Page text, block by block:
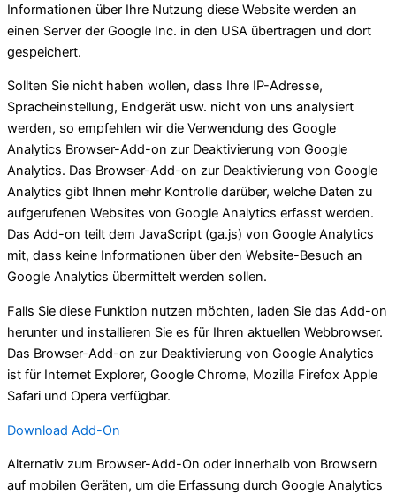
Informationen über Ihre Nutzung diese Website werden an
einen Server der Google Inc. in den USA übertragen und dort
gespeichert.
Sollten Sie nicht haben wollen, dass Ihre IP-Adresse,
Spracheinstellung, Endgerät usw. nicht von uns analysiert
werden, so empfehlen wir die Verwendung des Google
Analytics Browser-Add-on zur Deaktivierung von Google
Analytics. Das Browser-Add-on zur Deaktivierung von Google
Analytics gibt Ihnen mehr Kontrolle darüber, welche Daten zu
aufgerufenen Websites von Google Analytics erfasst werden.
Das Add-on teilt dem JavaScript (ga.js) von Google Analytics
mit, dass keine Informationen über den Website-Besuch an
Google Analytics übermittelt werden sollen.
Falls Sie diese Funktion nutzen möchten, laden Sie das Add-on
herunter und installieren Sie es für Ihren aktuellen Webbrowser.
Das Browser-Add-on zur Deaktivierung von Google Analytics
ist für Internet Explorer, Google Chrome, Mozilla Firefox Apple
Safari und Opera verfügbar.
Download Add-On
Alternativ zum Browser-Add-On oder innerhalb von Browsern
auf mobilen Geräten, um die Erfassung durch Google Analytics